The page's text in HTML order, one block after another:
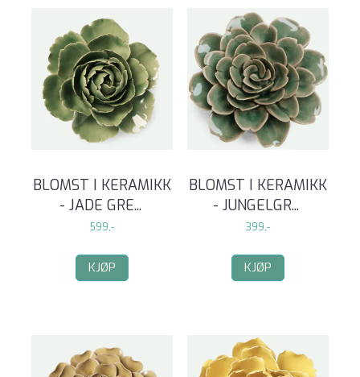
BLOMST I KERAMIKK
- JADE GRE...
599,-
KJØP
BLOMST I KERAMIKK
- JUNGELGR...
399,-
KJØP